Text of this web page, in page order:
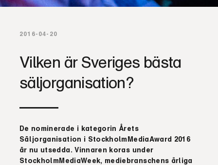
2016-04-20
Vilken är Sveriges bästa
säljorganisation?
De nominerade i kategorin Årets
Säljorganisation i StockholmMediaAward 2016
är nu utsedda.Vinnaren koras under
StockholmMediaWeek, mediebranschens årliga